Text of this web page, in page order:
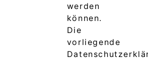
werden
können.
Die
vorliegende